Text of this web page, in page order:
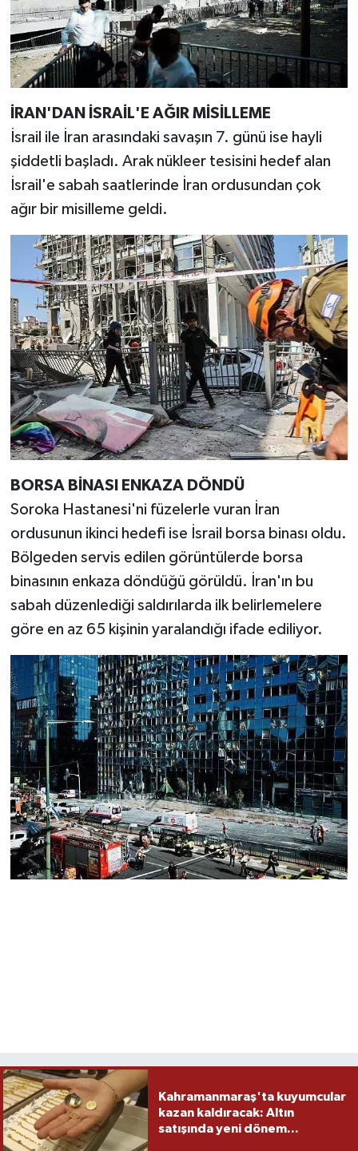
İRAN'DAN İSRAİL'E AĞIR MİSİLLEME
İsrail ile İran arasındaki savaşın 7. günü ise hayli
şiddetli başladı. Arak nükleer tesisini hedef alan
İsrail'e sabah saatlerinde İran ordusundan çok
ağır bir misilleme geldi.
BORSA BİNASI ENKAZA DÖNDÜ
Soroka Hastanesi'ni füzelerle vuran İran
ordusunun ikinci hedefi ise İsrail borsa binası oldu.
Bölgeden servis edilen görüntülerde borsa
binasının enkaza döndüğü görüldü. İran'ın bu
sabah düzenlediği saldırılarda ilk belirlemelere
göre en az 65 kişinin yaralandığı ifade ediliyor.
Kahramanmaraş'ta kuyumcular
kazan kaldıracak: Altın
satışında yeni dönem...